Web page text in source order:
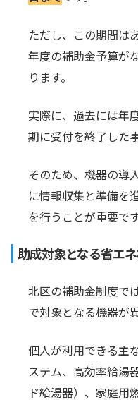
ただし、この期間は
年度の補助金予算が
ります。
実際に、過去には年
期に受付を終了した
そのため、機器の導
に情報収集と準備を
を行うことが重要です
助成対象となる省エ
北区の補助金制度で
で対象となる機器が
個人が利用できる主
ステム、高効率給湯
ド給湯器）、家庭用